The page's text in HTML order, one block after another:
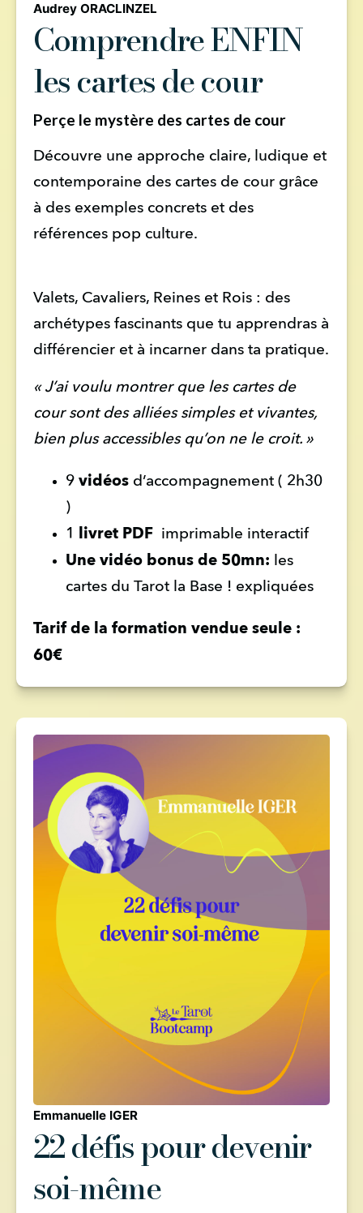
Audrey ORACLINZEL
Comprendre ENFIN
les cartes de cour
Perçe le mystère des cartes de cour
Découvre une approche claire, ludique et
contemporaine des cartes de cour grâce
à des exemples concrets et des
références pop culture.
Valets, Cavaliers, Reines et Rois : des
archétypes fascinants que tu apprendras à
différencier et à incarner dans ta pratique.
« J’ai voulu montrer que les cartes de
cour sont des alliées simples et vivantes,
bien plus accessibles qu’on ne le croit. »
9 vidéos d’accompagnement ( 2h30
)
1
livret PDF imprimable interactif
Une vidéo bonus de 50mn: les
cartes du Tarot la Base ! expliquées
Tarif de la formation vendue seule :
60€
Emmanuelle IGER
22 défis pour devenir
soi-même